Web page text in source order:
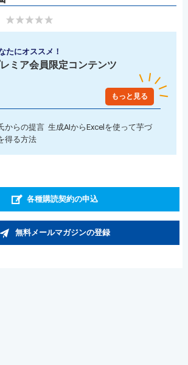
たにオススメ！
ミア会員限定コンテンツ
もっと見る
からの提言 生成AIからExcelを使って芋づ
得る方法
各種購読契約の申込
無料メールマガジンの登録